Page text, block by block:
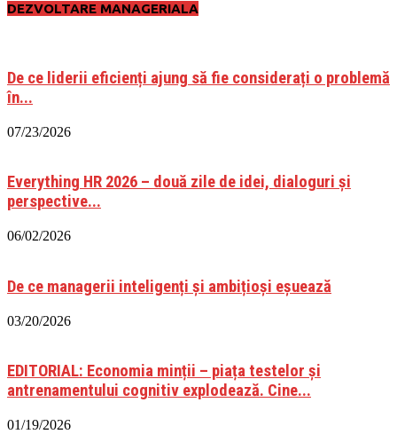
DEZVOLTARE MANAGERIALA
De ce liderii eficienți ajung să fie considerați o problemă
în...
07/23/2026
Everything HR 2026 – două zile de idei, dialoguri și
perspective...
06/02/2026
De ce managerii inteligenți și ambițioși eșuează
03/20/2026
EDITORIAL: Economia minții – piața testelor și
antrenamentului cognitiv explodează. Cine...
01/19/2026